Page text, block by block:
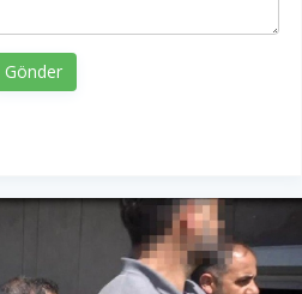
Gönder